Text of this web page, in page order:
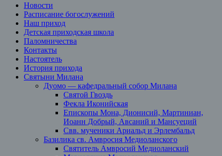
Новости
Расписание богослужений
Наш приход
Детская приходская школа
Паломничества
Контакты
Настоятель
История прихода
Святыни Милана
Дуомо — кафедральный собор Милана
Святой Гвоздь
Фекла Иконийская
Епископы Мона, Дионисий, Мартиниан,
Иоанн Добрый, Авсаний и Мансуеций
Свв. мученики Ариальд и Эрлембальд
Базилика св. Амвросия Медиоланского
Святитель Амвросий Медиоланский